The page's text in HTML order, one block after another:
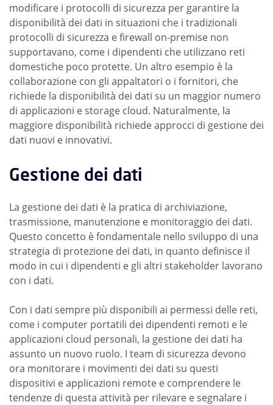
modificare i protocolli di sicurezza per garantire la
disponibilità dei dati in situazioni che i tradizionali
protocolli di sicurezza e firewall on-premise non
supportavano, come i dipendenti che utilizzano reti
domestiche poco protette. Un altro esempio è la
collaborazione con gli appaltatori o i fornitori, che
richiede la disponibilità dei dati su un maggior numero
di applicazioni e storage cloud. Naturalmente, la
maggiore disponibilità richiede approcci di gestione dei
dati nuovi e innovativi.
Gestione dei dati
La gestione dei dati è la pratica di archiviazione,
trasmissione, manutenzione e monitoraggio dei dati.
Questo concetto è fondamentale nello sviluppo di una
strategia di protezione dei dati, in quanto definisce il
modo in cui i dipendenti e gli altri stakeholder lavorano
con i dati.
Con i dati sempre più disponibili ai permessi delle reti,
come i computer portatili dei dipendenti remoti e le
applicazioni cloud personali, la gestione dei dati ha
assunto un nuovo ruolo. I team di sicurezza devono
ora monitorare i movimenti dei dati su questi
dispositivi e applicazioni remote e comprendere le
tendenze di questa attività per rilevare e segnalare i